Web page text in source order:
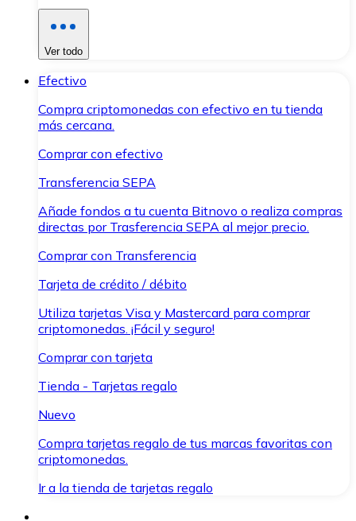
Ver todo
Efectivo
Compra criptomonedas con efectivo en tu tienda
más cercana.
Comprar con efectivo
Transferencia SEPA
Añade fondos a tu cuenta Bitnovo o realiza compras
directas por Trasferencia SEPA al mejor precio.
Comprar con Transferencia
Tarjeta de crédito / débito
Utiliza tarjetas Visa y Mastercard para comprar
criptomonedas. ¡Fácil y seguro!
Comprar con tarjeta
Tienda - Tarjetas regalo
Nuevo
Compra tarjetas regalo de tus marcas favoritas con
criptomonedas.
Ir a la tienda de tarjetas regalo